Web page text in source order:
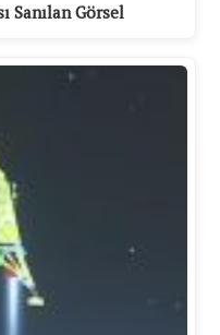
Sanılan Görsel